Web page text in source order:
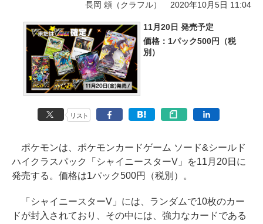
長岡 頼（クラフル） 2020年10月5日 11:04
11月20日 発売予定
価格：1パック500円（税
別）
リスト
ポケモンは、ポケモンカードゲーム ソード&シールド
ハイクラスパック「シャイニースターV」を11月20日に
発売する。価格は1パック500円（税別）。
「シャイニースターV」には、ランダムで10枚のカー
ドが封入されており、その中には、強力なカードである